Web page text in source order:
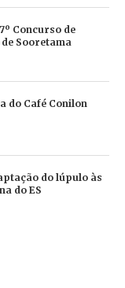
Concurso de
Sooretama
do Café Conilon
do lúpulo às
do ES